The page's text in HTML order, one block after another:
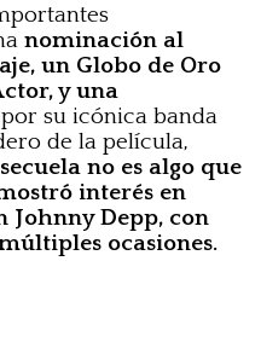
nominación al
un Globo de Oro
y una
por su icónica banda
de la película,
no es algo que
interés en
Johnny Depp, con
ocasiones.